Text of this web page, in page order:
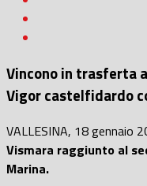
Vincono in trasferta
Vigor castelfidardo
VALLESINA, 18 gennaio
Vismara raggiunto al
Marina.